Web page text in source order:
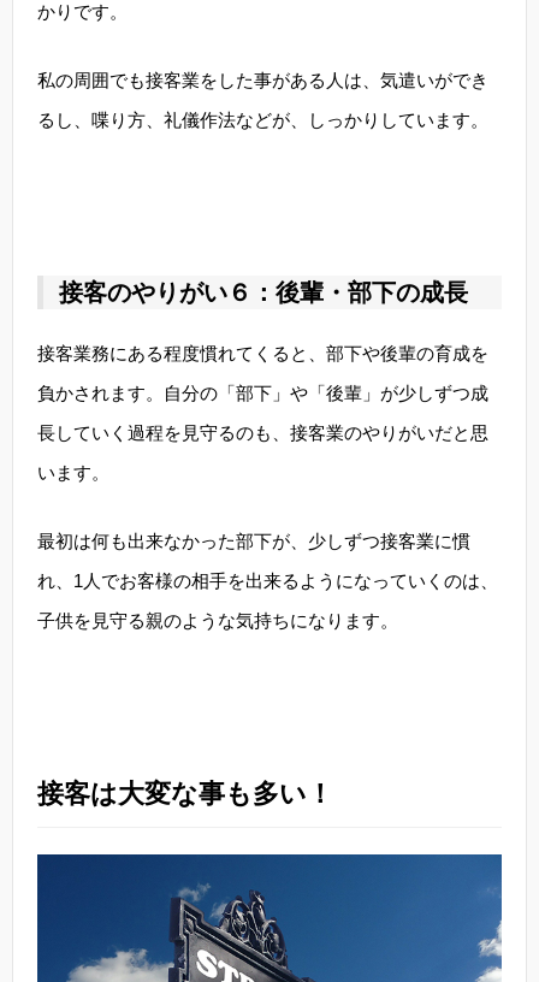
かりです。
私の周囲でも接客業をした事がある人は、気遣いができ
るし、喋り方、礼儀作法などが、しっかりしています。
接客のやりがい６：後輩・部下の成長
接客業務にある程度慣れてくると、部下や後輩の育成を
負かされます。自分の「部下」や「後輩」が少しずつ成
長していく過程を見守るのも、接客業のやりがいだと思
います。
最初は何も出来なかった部下が、少しずつ接客業に慣
れ、1人でお客様の相手を出来るようになっていくのは、
子供を見守る親のような気持ちになります。
接客は大変な事も多い！